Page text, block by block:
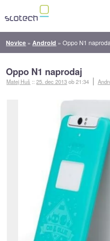
Novice » Android »Oppo N1
Oppo N1 naprodaj
Matej Huš ::25. dec 2013ob 21:34